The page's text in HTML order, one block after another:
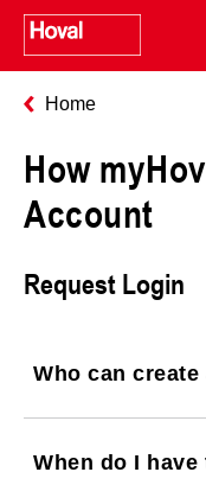
Home
How
Account
Request Login
Who can
When do I